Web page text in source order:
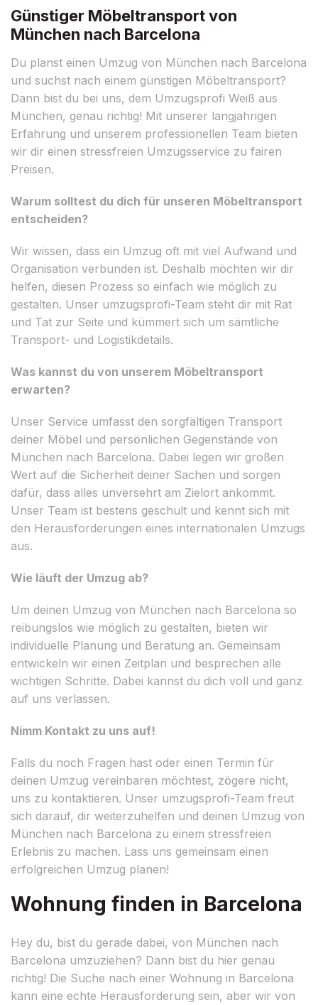
Günstiger Möbeltransport von
München nach Barcelona
Du planst einen Umzug von München nach Barcelona
und suchst nach einem günstigen Möbeltransport?
Dann bist du bei uns, dem Umzugsprofi Weiß aus
München, genau richtig! Mit unserer langjährigen
Erfahrung und unserem professionellen Team bieten
wir dir einen stressfreien Umzugsservice zu fairen
Preisen.
Warum solltest du dich für unseren Möbeltransport
entscheiden?
Wir wissen, dass ein Umzug oft mit viel Aufwand und
Organisation verbunden ist. Deshalb möchten wir dir
helfen, diesen Prozess so einfach wie möglich zu
gestalten. Unser umzugsprofi-Team steht dir mit Rat
und Tat zur Seite und kümmert sich um sämtliche
Transport- und Logistikdetails.
Was kannst du von unserem Möbeltransport
erwarten?
Unser Service umfasst den sorgfältigen Transport
deiner Möbel und persönlichen Gegenstände von
München nach Barcelona. Dabei legen wir großen
Wert auf die Sicherheit deiner Sachen und sorgen
dafür, dass alles unversehrt am Zielort ankommt.
Unser Team ist bestens geschult und kennt sich mit
den Herausforderungen eines internationalen Umzugs
aus.
Wie läuft der Umzug ab?
Um deinen Umzug von München nach Barcelona so
reibungslos wie möglich zu gestalten, bieten wir
individuelle Planung und Beratung an. Gemeinsam
entwickeln wir einen Zeitplan und besprechen alle
wichtigen Schritte. Dabei kannst du dich voll und ganz
auf uns verlassen.
Nimm Kontakt zu uns auf!
Falls du noch Fragen hast oder einen Termin für
deinen Umzug vereinbaren möchtest, zögere nicht,
uns zu kontaktieren. Unser umzugsprofi-Team freut
sich darauf, dir weiterzuhelfen und deinen Umzug von
München nach Barcelona zu einem stressfreien
Erlebnis zu machen. Lass uns gemeinsam einen
erfolgreichen Umzug planen!
Wohnung finden in Barcelona
Hey du, bist du gerade dabei, von München nach
Barcelona umzuziehen? Dann bist du hier genau
richtig! Die Suche nach einer Wohnung in Barcelona
kann eine echte Herausforderung sein, aber wir von